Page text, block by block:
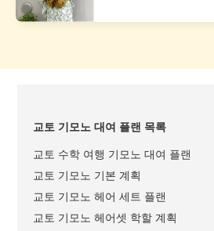
교토 기모노 대여 플랜 목록
교토 수학 여행 기모노 대여 플랜
교토 기모노 기본 계획
교토 기모노 헤어 세트 플랜
교토 기모노 헤어셋 학할 계획